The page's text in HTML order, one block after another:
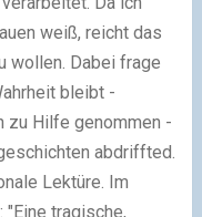
weiß, reicht das
wollen. Dabei frage
bleibt -
zu Hilfe genommen -
abdriffted.
Lektüre. Im
tragische,